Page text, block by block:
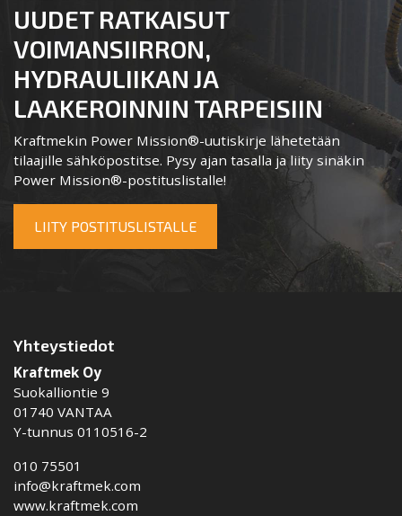
UUDET RATKAISUT
VOIMANSIIRRON,
HYDRAULIIKAN JA
LAAKEROINNIN TARPEISIIN
Kraftmekin Power Mission®-uutiskirje lähetetään
tilaajille sähköpostitse. Pysy ajan tasalla ja liity sinäkin
Power Mission®-postituslistalle!
LIITY POSTITUSLISTALLE
Yhteystiedot
Kraftmek Oy
Suokalliontie 9
01740 VANTAA
Y-tunnus 0110516-2
010 75501
info@kraftmek.com
www.kraftmek.com